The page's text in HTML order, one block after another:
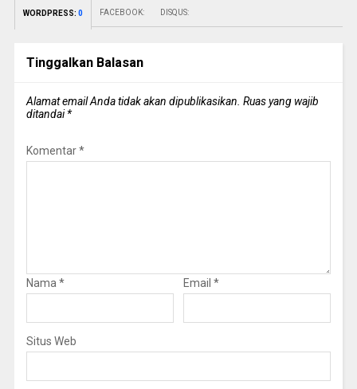
WORDPRESS: 0 FACEBOOK: DISQUS:
Tinggalkan Balasan
Alamat email Anda tidak akan dipublikasikan. Ruas yang wajib
ditandai*
Komentar*
Nama * Email *
Situs Web